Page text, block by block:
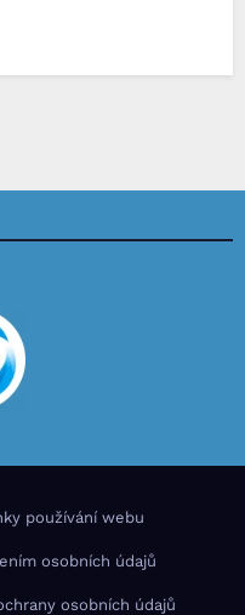
používání webu
osobních údajů
osobních údajů